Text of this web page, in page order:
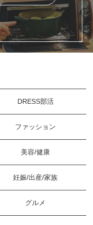
DRESS部活
ファッション
美容/健康
妊娠/出産/家族
グルメ